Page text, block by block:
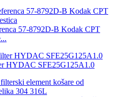
57-8792D-B Kodak CPT
HYDAC SFE25G125A1.0